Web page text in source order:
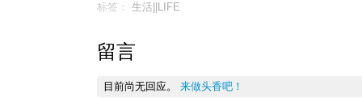
标签： 生活||LIFE
留言
目前尚无回应。 来做头香吧！